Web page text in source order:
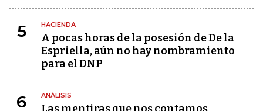
5 HACIENDA
A pocas horas de la posesión de De la
Espriella, aún no hay nombramiento
para el DNP
6 ANÁLISIS